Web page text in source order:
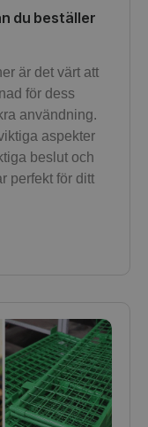
du beställer
är det värt att
för dess
användning.
aspekter
beslut och
perfekt för ditt